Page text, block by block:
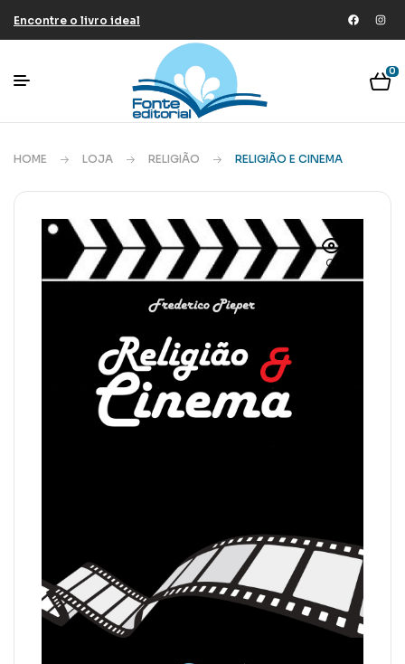
Encontre o livro ideal
0
HOME LOJA RELIGIÃO RELIGIÃO E CINEMA
🔍